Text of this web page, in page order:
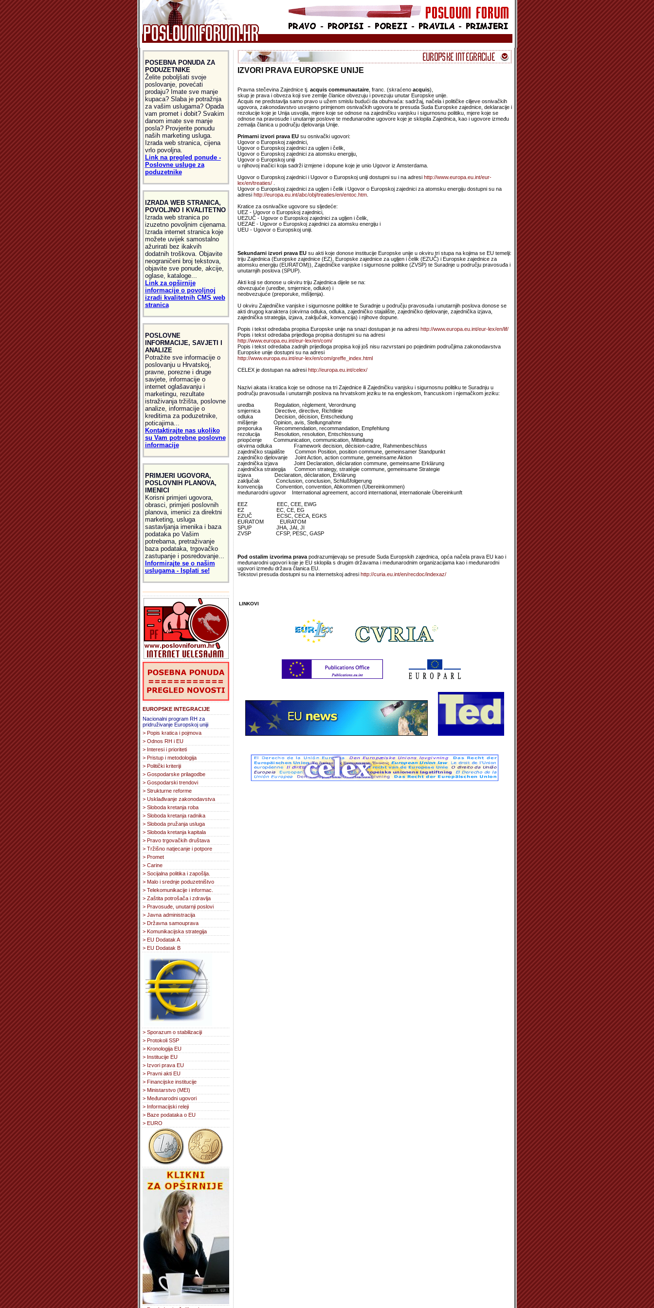
POSEBNA PONUDA ZA
PODUZETNIKE
Želite poboljšati svoje
poslovanje, povećati
prodaju? Imate sve manje
kupaca? Slaba je potražnja
za vašim uslugama? Opada
vam promet i dobit? Svakim
danom imate sve manje
posla? Provjerite ponudu
naših marketing usluga.
Izrada web stranica, cijena
vrlo povoljna.
Link na pregled ponude -
Poslovne usluge za
poduzetnike
IZRADA WEB STRANICA,
POVOLJNO I KVALITETNO
Izrada web stranica po
izuzetno povoljnim cijenama.
Izrada internet stranica koje
možete uvijek samostalno
ažurirati bez ikakvih
dodatnih troškova. Objavite
neograničeni broj tekstova,
objavite sve ponude, akcije,
oglase, kataloge...
Link za opširnije
informacije o povoljnoj
izradi kvalitetnih CMS web
stranica
POSLOVNE
INFORMACIJE, SAVJETI I
ANALIZE
Potražite sve informacije o
poslovanju u Hrvatskoj,
pravne, porezne i druge
savjete, informacije o
internet oglašavanju i
marketingu, rezultate
istraživanja tržišta, poslovne
analize, informacije o
kreditima za poduzetnike,
poticajima...
Kontaktirajte nas ukoliko
su Vam potrebne poslovne
informacije
PRIMJERI UGOVORA,
POSLOVNIH PLANOVA,
IMENICI
Korisni primjeri ugovora,
obrasci, primjeri poslovnih
planova, imenici za direktni
marketing, usluga
sastavljanja imenika i baza
podataka po Vašim
potrebama, pretraživanje
baza podataka, trgovačko
zastupanje i posredovanje...
Informirajte se o našim
uslugama - Isplati se!
EUROPSKE INTEGRACIJE
Nacionalni program RH za
pridruživanje Europskoj uniji
> Popis kratica i pojmova
> Odnos RH i EU
> Interesi i prioriteti
> Pristup i metodologija
> Politički kriteriji
> Gospodarske prilagodbe
> Gospodarski trendovi
> Strukturne reforme
> Usklađivanje zakonodavstva
> Sloboda kretanja roba
> Sloboda kretanja radnika
> Sloboda pružanja usluga
> Sloboda kretanja kapitala
> Pravo trgovačkih društava
> Tržišno natjecanje i potpore
> Promet
> Carine
> Socijalna politika i zapošlja.
> Malo i srednje poduzetništvo
> Telekomunikacije i informac.
> Zaštita potrošača i zdravlja
> Pravosuđe, unutarnji poslovi
> Javna administracija
> Državna samouprava
> Komunikacijska strategija
> EU Dodatak A
> EU Dodatak B
> Sporazum o stabilizaciji
> Protokoli SSP
> Kronologija EU
> Institucije EU
> Izvori prava EU
> Pravni akti EU
> Financijske institucije
> Ministarstvo (MEI)
> Međunarodni ugovori
> Informacijski releji
> Baze podataka o EU
> EURO
IZVORI PRAVA EUROPSKE UNIJE
Pravna stečevina Zajednice tj. acquis communautaire, franc. (skraćeno acquis),
skup je prava i obveza koji sve zemlje članice obvezuju i povezuju unutar Europske unije.
Acquis ne predstavlja samo pravo u užem smislu budući da obuhvaća: sadržaj, načela i političke ciljeve osnivačkih
ugovora, zakonodavstvo usvojeno primjenom osnivačkih ugovora te presuda Suda Europske zajednice, deklaracije i
rezolucije koje je Unija usvojila, mjere koje se odnose na zajedničku vanjsku i sigurnosnu politiku, mjere koje se
odnose na pravosuđe i unutarnje poslove te međunarodne ugovore koje je sklopila Zajednica, kao i ugovore između
zemalja članica u području djelovanja Unije.
Primarni izvori prava EUsu osnivački ugovori:
Ugovor o Europskoj zajednici,
Ugovor o Europskoj zajednici za ugljen i čelik,
Ugovor o Europskoj zajednici za atomsku energiju,
Ugovor o Europskoj uniji
u njihovoj inačici koja sadrži izmjene i dopune koje je unio Ugovor iz Amsterdama.
Ugovor o Europskoj zajednici i Ugovor o Europskoj uniji dostupni su i na adresi http://www.europa.eu.int/eur-
lex/en/treaties/.
Ugovor o Europskoj zajednici za ugljen i čelik i Ugovor o Europskoj zajednici za atomsku energiju dostupni su na
adresi http://europa.eu.int/abc/obj/treaties/en/entoc.htm.
Kratice za osnivačke ugovore su sljedeće:
UEZ - Ugovor o Europskoj zajednici,
UEZUČ - Ugovor o Europskoj zajednici za ugljen i čelik,
UEZAE - Ugovor o Europskoj zajednici za atomsku energiju i
UEU - Ugovor o Europskoj uniji.
Sekundarni izvori prava EUsu akti koje donose institucije Europske unije u okviru tri stupa na kojima se EU temelji:
triju Zajednica (Europske zajednice (EZ), Europske zajednice za ugljen i čelik (EZUČ) i Europske zajednice za
atomsku energiju (EURATOM)), Zajedničke vanjske i sigurnosne politike (ZVSP) te Suradnje u području pravosuđa i
unutarnjih poslova (SPUP).
Akti koji se donose u okviru triju Zajednica dijele se na:
obvezujuće (uredbe, smjernice, odluke) i
neobvezujuće (preporuke, mišljenja).
U okviru Zajedničke vanjske i sigurnosne politike te Suradnje u području pravosuđa i unutarnjih poslova donose se
akti drugog karaktera (okvirna odluka, odluka, zajedničko stajalište, zajedničko djelovanje, zajednička izjava,
zajednička strategija, izjava, zaključak, konvencija) i njihove dopune.
Popis i tekst odredaba propisa Europske unije na snazi dostupan je na adresi http://www.europa.eu.int/eur-lex/en/lif/
Popis i tekst odredaba prijedloga propisa dostupni su na adresi
http://www.europa.eu.int/eur-lex/en/com/
Popis i tekst odredaba zadnjih prijedloga propisa koji još nisu razvrstani po pojedinim područjima zakonodavstva
Europske unije dostupni su na adresi
http://www.europa.eu.int/eur-lex/en/com/greffe_index.html
CELEX je dostupan na adresi http://europa.eu.int/celex/
Nazivi akata i kratica koje se odnose na tri Zajednice ili Zajedničku vanjsku i sigurnosnu politiku te Suradnju u
području pravosuđa i unutarnjih poslova na hrvatskom jeziku te na engleskom, francuskom i njemačkom jeziku:
uredba Regulation, règlement, Verordnung
smjernica Directive, directive, Richtlinie
odluka Decision, décision, Entscheidung
mišljenje Opinion, avis, Stellungnahme
preporuka Recommendation, recommandation, Empfehlung
rezolucija Resolution, resolution, Entschlossung
priopćenje Communication, communication, Mitteilung
okvirna odluka Framework decision, décision-cadre, Rahmenbeschluss
zajedničko stajalište Common Position, position commune, gemeinsamer Standpunkt
zajedničko djelovanje Joint Action, action commune, gemeinsame Aktion
zajednička izjava Joint Declaration, déclaration commune, gemeinsame Erklärung
zajednička strategija Common strategy, stratégie commune, gemeinsame Strategie
izjava Declaration, déclaration, Erklärung
zaključak Conclusion, conclusion, Schlußfolgerung
konvencija Convention, convention, Abkommen (Übereinkommen)
međunarodni ugovor International agreement, accord international, internationale Übereinkunft
EEZ EEC, CEE, EWG
EZ EC, CE, EG
EZUČ ECSC, CECA, EGKS
EURATOM EURATOM
SPUP JHA, JAI, JI
ZVSP CFSP, PESC, GASP
Pod ostalim izvorima pravapodrazumijevaju se presude Suda Europskih zajednica, opća načela prava EU kao i
međunarodni ugovori koje je EU sklopila s drugim državama i međunarodnim organizacijama kao i međunarodni
ugovori između država članica EU.
Tekstovi presuda dostupni su na internetskoj adresi http://curia.eu.int/en/recdoc/indexaz/
LINKOVI